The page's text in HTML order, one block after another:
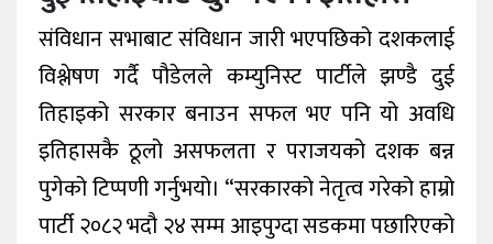
संविधान सभाबाट संविधान जारी भएपछिको दशकलाई
विश्लेषण गर्दै पौडेलले कम्युनिस्ट पार्टीले झण्डै दुई
तिहाइको सरकार बनाउन सफल भए पनि यो अवधि
इतिहासकै ठूलो असफलता र पराजयको दशक बन्न
पुगेको टिप्पणी गर्नुभयो। “सरकारको नेतृत्व गरेको हाम्रो
पार्टी २०८२ भदौ २४ सम्म आइपुग्दा सडकमा पछारिएको